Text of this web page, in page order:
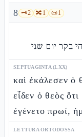
8 🗝️2 🔀1 📜1
בקר יום שני
SEPTUAGINTA (LXX)
καὶ ἐκάλεσεν ὁ
εἶδεν ὁ θεὸς
ἐγένετο πρωί,
LETTURA ORTODOSSA